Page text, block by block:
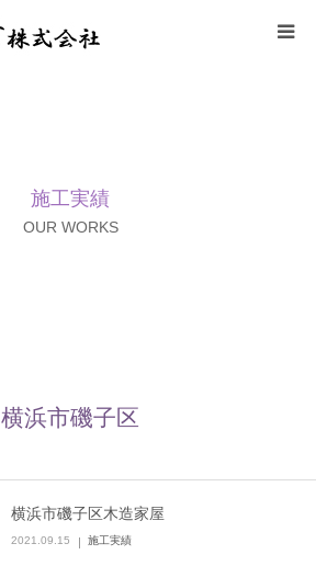
施工実績
OUR WORKS
横浜市磯子区
横浜市磯子区木造家屋
2021.09.15 施工実績